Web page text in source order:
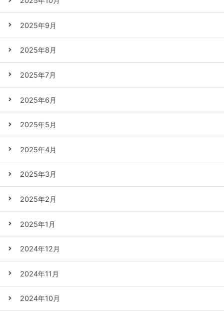
2025年9月
2025年8月
2025年7月
2025年6月
2025年5月
2025年4月
2025年3月
2025年2月
2025年1月
2024年12月
2024年11月
2024年10月